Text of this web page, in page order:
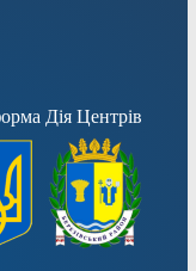
Дія Центрів